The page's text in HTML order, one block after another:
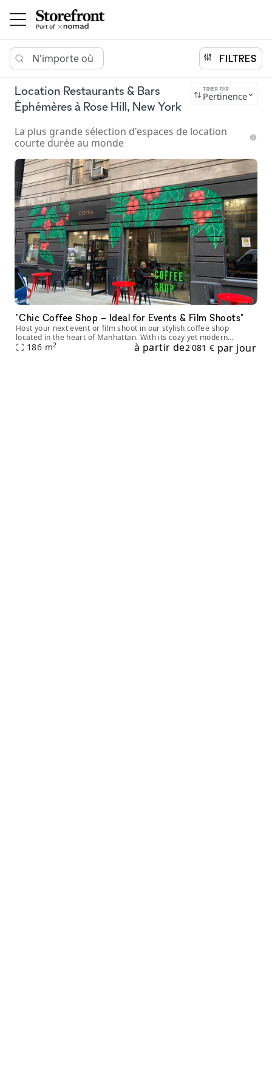
N'importe où FILTRES
Location Restaurants & Bars
Éphémères à Rose Hill, New York
TRIER PAR
Pertinence
La plus grande sélection d'espaces de location
courte durée au monde
"Chic Coffee Shop – Ideal for Events & Film Shoots"
Host your next event or film shoot in our stylish coffee shop
located in the heart of Manhattan. With its cozy yet modern
interior, this intimate space offers a warm ambiance, perfect for
186 m2 à partir de2 081 € par jour